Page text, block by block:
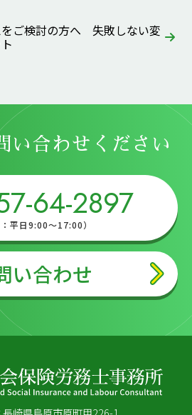
ご検討の方へ 失敗しない変
い合わせください
64-2897
：平日9:00～17:00）
い合わせ
談なら横尾社会保険労務士事務所